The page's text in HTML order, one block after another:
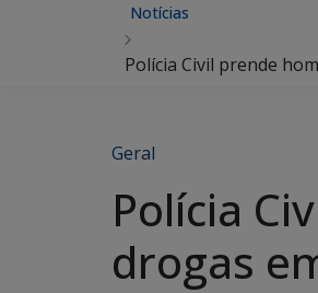
Notícias
Polícia Civil prende
Geral
Polícia
drogas